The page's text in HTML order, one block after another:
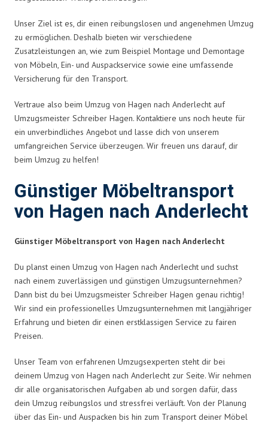
Unser Ziel ist es, dir einen reibungslosen und angenehmen Umzug
zu ermöglichen. Deshalb bieten wir verschiedene
Zusatzleistungen an, wie zum Beispiel Montage und Demontage
von Möbeln, Ein- und Auspackservice sowie eine umfassende
Versicherung für den Transport.
Vertraue also beim Umzug von Hagen nach Anderlecht auf
Umzugsmeister Schreiber Hagen. Kontaktiere uns noch heute für
ein unverbindliches Angebot und lasse dich von unserem
umfangreichen Service überzeugen. Wir freuen uns darauf, dir
beim Umzug zu helfen!
Günstiger Möbeltransport
von Hagen nach Anderlecht
Günstiger Möbeltransport von Hagen nach Anderlecht
Du planst einen Umzug von Hagen nach Anderlecht und suchst
nach einem zuverlässigen und günstigen Umzugsunternehmen?
Dann bist du bei Umzugsmeister Schreiber Hagen genau richtig!
Wir sind ein professionelles Umzugsunternehmen mit langjähriger
Erfahrung und bieten dir einen erstklassigen Service zu fairen
Preisen.
Unser Team von erfahrenen Umzugsexperten steht dir bei
deinem Umzug von Hagen nach Anderlecht zur Seite. Wir nehmen
dir alle organisatorischen Aufgaben ab und sorgen dafür, dass
dein Umzug reibungslos und stressfrei verläuft. Von der Planung
über das Ein- und Auspacken bis hin zum Transport deiner Möbel